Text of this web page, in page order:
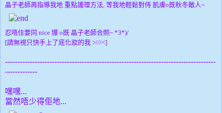
晶子老師再指導我地 重點護理方法, 等我地輕鬆對侍 肌膚o既秋冬敵人~
忍唔住要同 nice 爆 o既 晶子老師合照~ *3*)/
[請無視只快手上了底化妝的我 >///<]
-------------------------------------------------------------------------------------
-------------
嘿嘿...
當然唔少得佢地...